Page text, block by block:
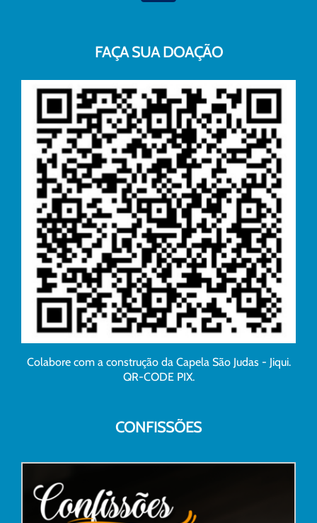
FAÇA SUA DOAÇÃO
Colabore com a construção da Capela São Judas - Jiqui.
QR-CODE PIX.
CONFISSÕES